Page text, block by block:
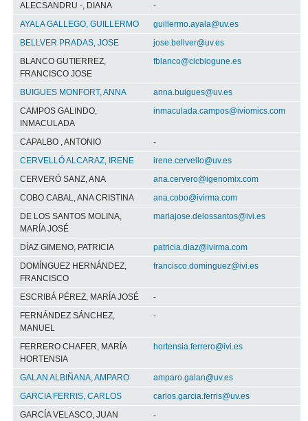
ALECSANDRU -, DIANA
-
AYALA GALLEGO, GUILLERMO
guillermo.ayala@uv.es
BELLVER PRADAS, JOSE
jose.bellver@uv.es
BLANCO GUTIERREZ,
FRANCISCO JOSE
fblanco@cicbiogune.es
BUIGUES MONFORT, ANNA
anna.buigues@uv.es
CAMPOS GALINDO,
INMACULADA
inmaculada.campos@iviomics.com
CAPALBO , ANTONIO
-
CERVELLÓ ALCARAZ, IRENE
irene.cervello@uv.es
CERVERÓ SANZ, ANA
ana.cervero@igenomix.com
COBO CABAL, ANA CRISTINA
ana.cobo@ivirma.com
DE LOS SANTOS MOLINA,
MARÍA JOSÉ
mariajose.delossantos@ivi.es
DÍAZ GIMENO, PATRICIA
patricia.diaz@ivirma.com
DOMÍNGUEZ HERNÁNDEZ,
FRANCISCO
francisco.dominguez@ivi.es
ESCRIBÁ PÉREZ, MARÍA JOSÉ
-
FERNÁNDEZ SÁNCHEZ,
MANUEL
-
FERRERO CHAFER, MARÍA
HORTENSIA
hortensia.ferrero@ivi.es
GALAN ALBIÑANA, AMPARO
amparo.galan@uv.es
GARCIA FERRIS, CARLOS
carlos.garcia.ferris@uv.es
GARCÍA VELASCO, JUAN
-